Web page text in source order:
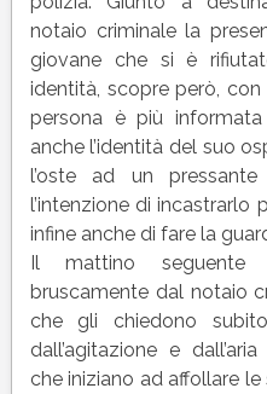
notaio criminale la
giovane che si è
identità, scopre però, con
persona è più
anche l’identità del suo
l’oste ad un
l’intenzione di incastrarlo
infine anche di fare la
Il mattino seguente
bruscamente dal notaio
che gli chiedono
dall’agitazione e
che iniziano ad affollare